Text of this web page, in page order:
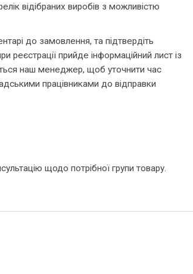
відібраних виробів з можливістю
до замовлення, та підтвердіть
прийде інформаційний лист із
наш менеджер, щоб уточнити час
працівниками до відправки
щодо потрібної групи товару.